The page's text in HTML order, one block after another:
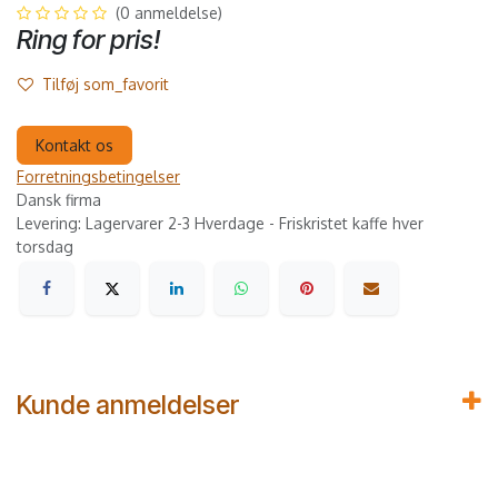
(0 anmeldelse)
Ring for pris!
Tilføj som_favorit
Kontakt os
Forretningsbetingelser
Dansk firma
Levering: Lagervarer 2-3 Hverdage - Friskristet kaffe hver
torsdag
Kunde anmeldelser